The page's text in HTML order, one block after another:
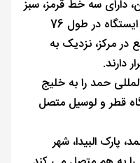
دارای سه خط قرمز، سبز
و طلایی است، این مترو دارای 37 ایستگاه در طول 76
در مرکز، نزدیک به
دارند.
حمد را به خلیج
قطر و لوسیل متصل
پارک البیدا، شهر